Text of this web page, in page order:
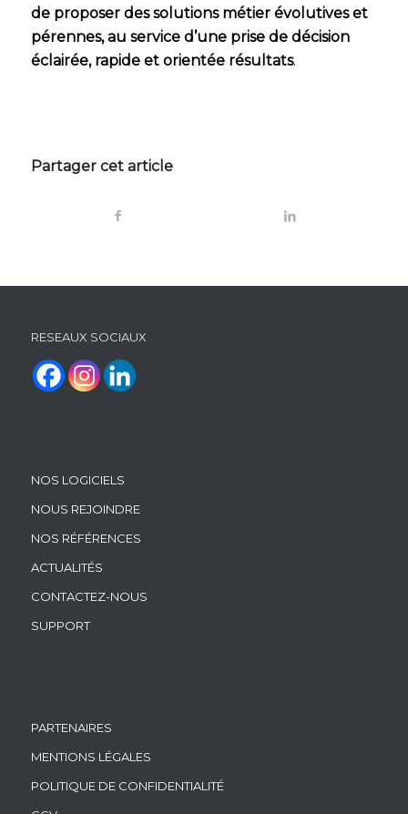
de proposer des solutions métier évolutives et
pérennes, au service d’une prise de décision
éclairée, rapide et orientée résultats.
Partager cet article
RESEAUX SOCIAUX
NOS LOGICIELS
NOUS REJOINDRE
NOS RÉFÉRENCES
ACTUALITÉS
CONTACTEZ-NOUS
SUPPORT
PARTENAIRES
MENTIONS LÉGALES
POLITIQUE DE CONFIDENTIALITÉ